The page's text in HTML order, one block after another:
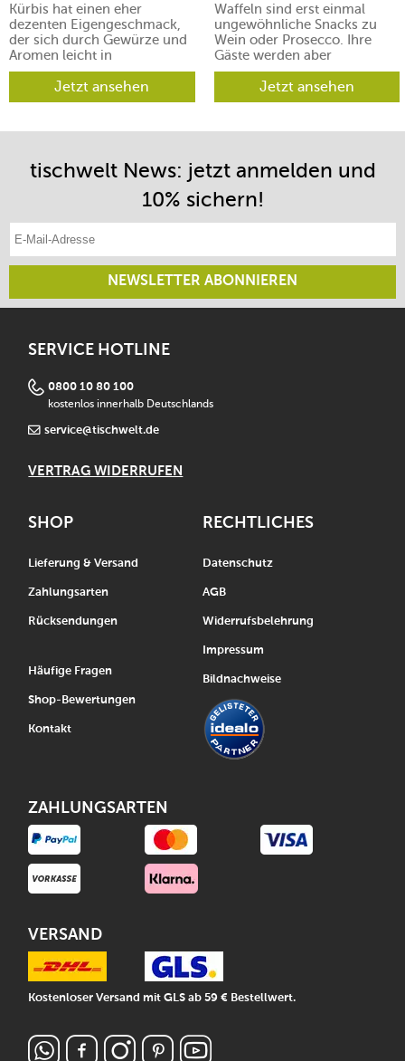
Kürbis hat einen eher
dezenten Eigengeschmack,
der sich durch Gewürze und
Aromen leicht in
verschiedene Richtungen
lenken lässt.Jetzt ansehen
Waffeln sind erst einmal
ungewöhnliche Snacks zu
Wein oder Prosecco. Ihre
Gäste werden aber
begeistert sein.
Jetzt ansehen
tischwelt News: jetzt anmelden und
10% sichern!
E-Mail-Adresse eintragen
NEWSLETTER ABONNIEREN
SERVICE HOTLINE
0800 10 80 100
kostenlos innerhalb Deutschlands
service@tischwelt.de
VERTRAG WIDERRUFEN
SHOP
Lieferung & Versand
Zahlungsarten
Rücksendungen
Häufige Fragen
Shop-Bewertungen
Kontakt
RECHTLICHES
Datenschutz
AGB
Widerrufsbelehrung
Impressum
Bildnachweise
ZAHLUNGSARTEN
VERSAND
Kostenloser Versand mit GLS ab 59 € Bestellwert.